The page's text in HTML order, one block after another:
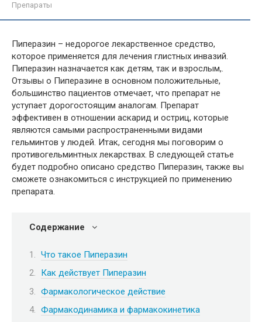
Препараты
Пиперазин – недорогое лекарственное средство,
которое применяется для лечения глистных инвазий.
Пиперазин назначается как детям, так и взрослым,.
Отзывы о Пиперазине в основном положительные,
большинство пациентов отмечает, что препарат не
уступает дорогостоящим аналогам. Препарат
эффективен в отношении аскарид и остриц, которые
являются самыми распространенными видами
гельминтов у людей. Итак, сегодня мы поговорим о
противогельминтных лекарствах. В следующей статье
будет подробно описано средство Пиперазин, также вы
сможете ознакомиться с инструкцией по применению
препарата.
Содержание
Что такое Пиперазин
Как действует Пиперазин
Фармакологическое действие
Фармакодинамика и фармакокинетика